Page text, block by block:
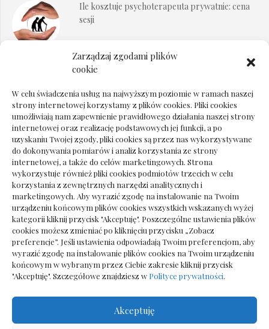
Zarządzaj zgodami plików
cookie
W celu świadczenia usług na najwyższym poziomie w ramach naszej
strony internetowej korzystamy z plików cookies. Pliki cookies
umożliwiają nam zapewnienie prawidłowego działania naszej strony
internetowej oraz realizację podstawowych jej funkcji, a po
uzyskaniu Twojej zgody, pliki cookies są przez nas wykorzystywane
do dokonywania pomiarów i analiz korzystania ze strony
internetowej, a także do celów marketingowych. Strona
wykorzystuje również pliki cookies podmiotów trzecich w celu
korzystania z zewnętrznych narzędzi analitycznych i
marketingowych. Aby wyrazić zgodę na instalowanie na Twoim
urządzeniu końcowym plików cookies wszystkich wskazanych wyżej
kategorii kliknij przycisk "Akceptuję". Poszczególne ustawienia plików
cookies możesz zmieniać po kliknięciu przycisku „Zobacz
preferencje”. Jeśli ustawienia odpowiadają Twoim preferencjom, aby
wyrazić zgodę na instalowanie plików cookies na Twoim urządzeniu
końcowym w wybranym przez Ciebie zakresie kliknij przycisk
"Akceptuję". Szczegółowe znajdziesz w Polityce prywatności.
Akceptuję
Ile kosztuje psychoterapeuta prywatnie: cena
sesji
Dokumenty do odbioru przy zmianie biura
Deska podłogowa do salonu: jak wybrać bez
pośpiechu